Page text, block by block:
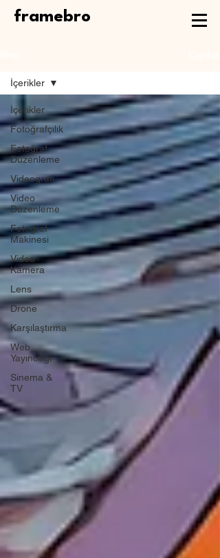
framebro
İçerikler
Fotoğrafçılık
Fotoğraf
Düzenleme
Videografi
Video
Düzenleme
Fotoğraf
Makinesi
Video
Kamera
Lens
Drone
Karşılaştırma
Web
Yayıncılığı
Sinema &
TV
İçerikler